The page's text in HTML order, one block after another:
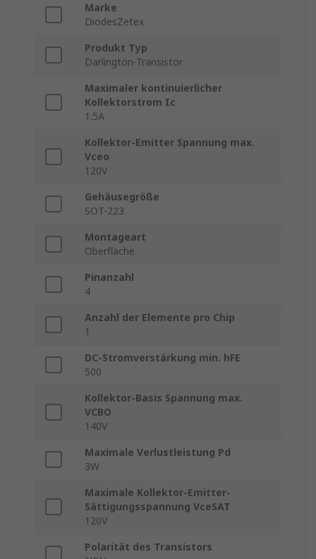
Marke
DiodesZetex
Produkt Typ
Darlington-Transistor
Maximaler kontinuierlicher
Kollektorstrom Ic
1.5A
Kollektor-Emitter Spannung max.
Vceo
120V
Gehäusegröße
SOT-223
Montageart
Oberfläche
Pinanzahl
4
Anzahl der Elemente pro Chip
1
DC-Stromverstärkung min. hFE
500
Kollektor-Basis Spannung max.
VCBO
140V
Maximale Verlustleistung Pd
3W
Maximale Kollektor-Emitter-
Sättigungsspannung VceSAT
120V
Polarität des Transistors